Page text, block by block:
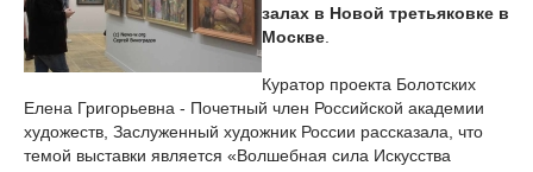
залах в Новой третьяковке в
Москве
Куратор проекта Болотских
Елена Григорьевна - Почетный член Российской академии
художеств, Заслуженный художник России рассказала, что
темой выставки является «Волшебная сила Искусства